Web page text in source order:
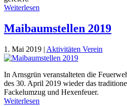
Weiterlesen
Maibaumstellen 2019
1. Mai 2019 | Aktivitäten Verein
In Arnsgrün veranstalteten die
des 30. April 2019 wieder das
Fackelumzug und Hexenfeuer.
Weiterlesen